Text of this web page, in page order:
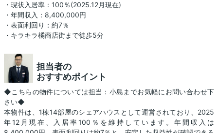
・現状入居率：100％(2025.12月現在)
・年間収入：8,400,000円
・表面利回り：約7％
・キラキラ橘商店街まで徒歩5分
担当者の
おすすめポイント
◆こちらの物件については担当：小島までお気軽にお問い合わせ下
さい◆
本物件は、1棟14部屋のシェアハウスとして運営されており、2025
年12月現在、入居率100％を維持しています。年間収入は